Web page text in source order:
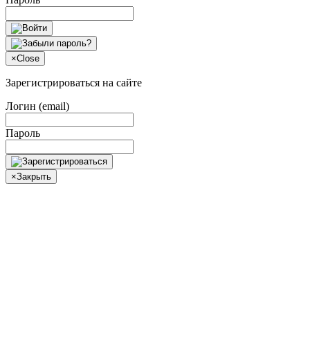
×Close
Зарегистрироваться на сайте
Логин (email)
Пароль
×Закрыть